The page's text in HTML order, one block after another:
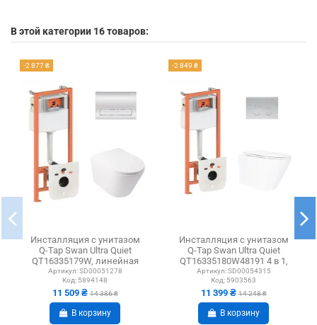
В этой категории 16 товаров:
-2 877 ₴
Инсталляция с унитазом
Q-Tap Swan Ultra Quiet
QT16335179W, линейная
клавиша хром, 4 в 1
Артикул: SD00051278
Код: 5894148
11 509 ₴14 386 ₴
В корзину
-2 849 ₴
Инсталляция с унитазом
Q-Tap Swan Ultra Quiet
QT16335180W48191 4 в 1,
3/8 литра
Артикул: SD00054315
Код: 5903563
11 399 ₴14 248 ₴
В корзину